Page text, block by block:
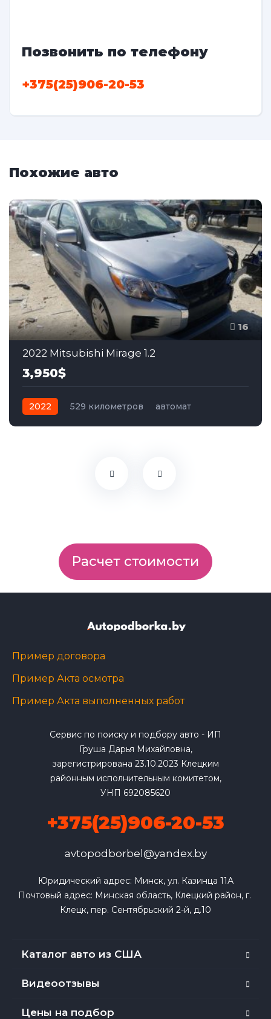
Позвонить по телефону
+375(25)906-20-53
Похожие авто
16
2022 Mitsubishi Mirage 1.2
3,950$
2022 529 километров
автомат
Расчет стоимости
Пример договора
Пример Акта осмотра
Пример Акта выполненных работ
Сервис по поиску и подбору авто - ИП
Груша Дарья Михайловна,
зарегистрирована 23.10.2023 Клецким
районным исполнительным комитетом,
УНП 692085620
+375(25)906-20-53
avtopodborbel@yandex.by
Юридический адрес: Минск, ул. Казинца 11А
Почтовый адрес: Минская область, Клецкий район, г.
Клецк, пер. Сентябрьский 2-й, д.10
Каталог авто из США
Видеоотзывы
Цены на подбор